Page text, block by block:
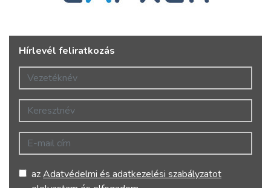
Hírlevél feliratkozás
Vezetéknév
Keresztnév
E-mail cím
azAdatvédelmi és adatkezelési szabályzatot